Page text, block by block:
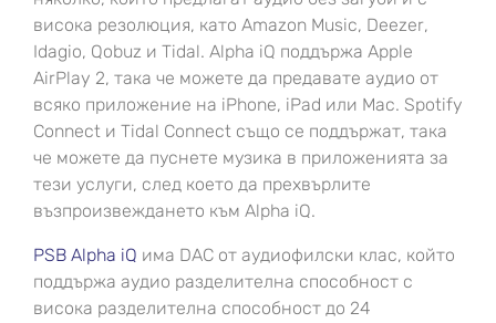
висока резолюция, като Amazon Music, Deezer,
Idagio, Qobuz и Tidal. Alpha iQ поддържа Apple
AirPlay 2, така че можете да предавате аудио от
всяко приложение на iPhone, iPad или Mac. Spotify
Connect и Tidal Connect също се поддържат, така
че можете да пуснете музика в приложенията за
тези услуги, след което да прехвърлите
възпроизвеждането към Alpha iQ.
PSB Alpha iQ има DAC от аудиофилски клас, който
поддържа аудио разделителна способност с
висока разделителна способност до 24